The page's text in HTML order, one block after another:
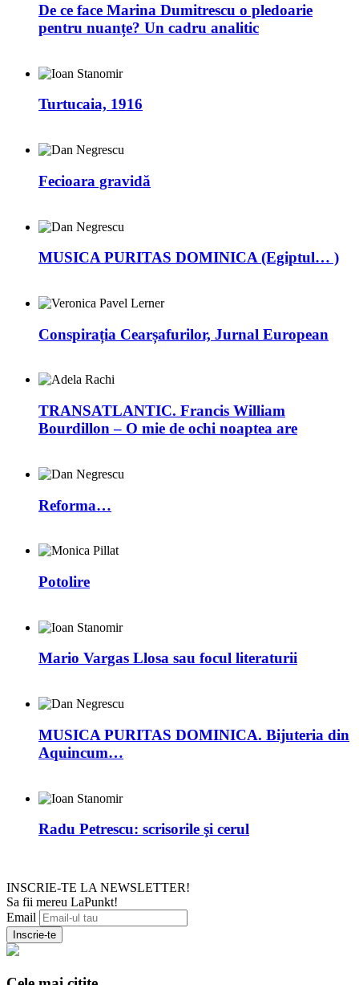
De ce face Marina Dumitrescu o pledoarie
pentru nuanțe? Un cadru analitic
Turtucaia, 1916
Fecioara gravidă
MUSICA PURITAS DOMINICA (Egiptul… )
Conspirația Cearșafurilor, Jurnal European
TRANSATLANTIC. Francis William
Bourdillon – O mie de ochi noaptea are
Reforma…
Potolire
Mario Vargas Llosa sau focul literaturii
MUSICA PURITAS DOMINICA. Bijuteria din
Aquincum…
Radu Petrescu: scrisorile şi cerul
INSCRIE-TE LA NEWSLETTER!
Sa fii mereu LaPunkt!
Email